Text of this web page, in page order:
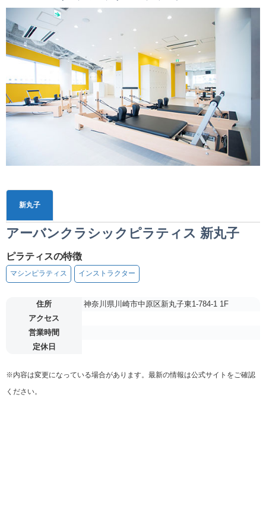
新丸子
アーバンクラシックピラティス 新丸子
ピラティスの特徴
マシンピラティス インストラクター
住所
神奈川県川崎市中原区新丸子東1-784-1 1F
アクセス
営業時間
定休日
※内容は変更になっている場合があります。最新の情報は公式サイトをご確認
ください。